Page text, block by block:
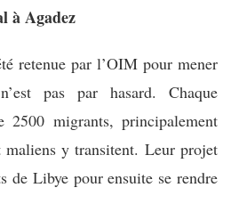
à Agadez
retenue par l’OIM pour mener
pas par hasard. Chaque
2500 migrants, principalement
maliens y transitent. Leur projet
de Libye pour ensuite se rendre